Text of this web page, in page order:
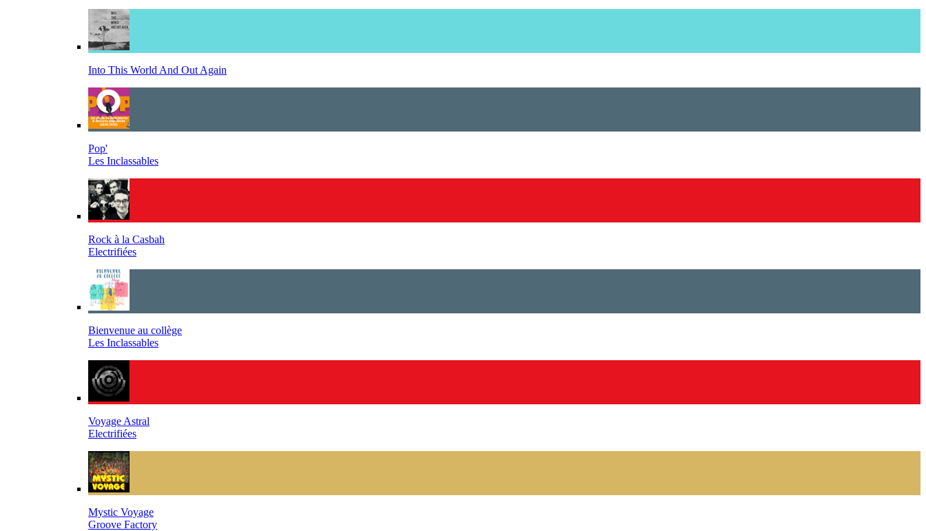
Into This World And Out Again
Pop'
Les Inclassables
Rock à la Casbah
Electrifiées
Bienvenue au collège
Les Inclassables
Voyage Astral
Electrifiées
Mystic Voyage
Groove Factory